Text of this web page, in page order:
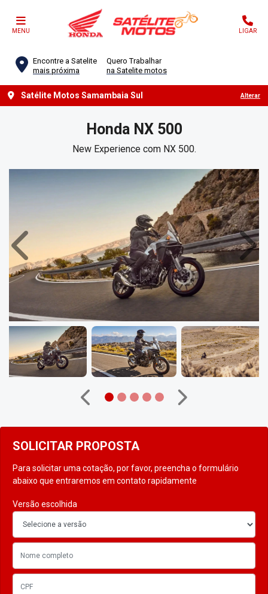
MENU LIGAR
Encontre a Satelite
mais próxima
Quero Trabalhar
na Satelite motos
Satélite Motos Samambaia Sul Alterar
HondaNX 500
New Experience com NX 500.
SOLICITAR PROPOSTA
Para solicitar uma cotação, por favor, preencha o formulário
abaixo que entraremos em contato rapidamente
Versão escolhida
Anterior
Anterior Próximo